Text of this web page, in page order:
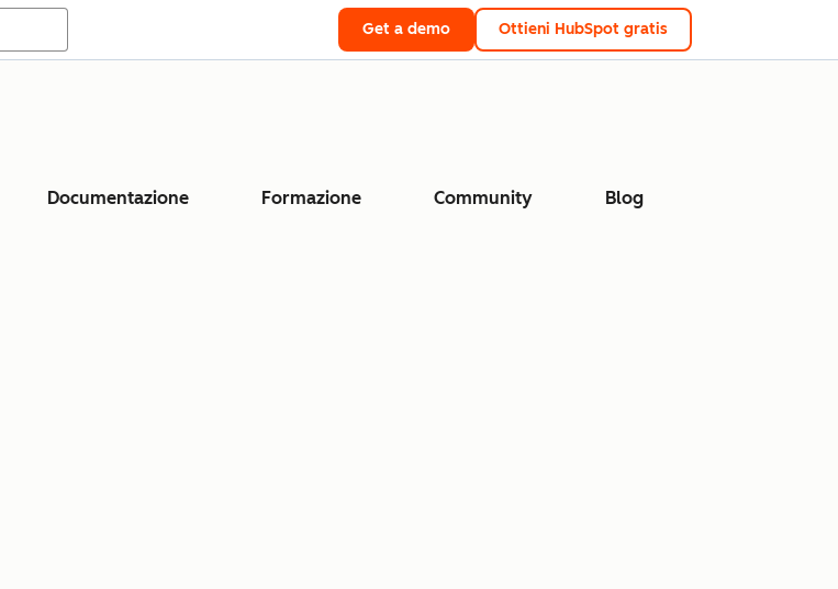
Get a demo Ottieni HubSpot gratis
Documentazione Formazione Community Blog